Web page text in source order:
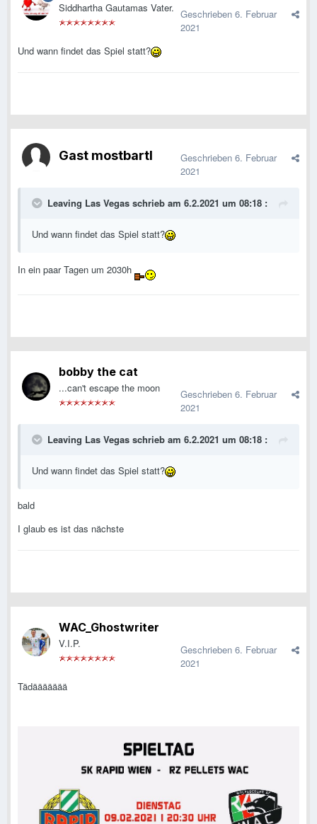
Siddhartha Gautamas Vater. Geschrieben 6. Februar
2021
Und wann findet das Spiel statt?
Gast mostbartl Geschrieben 6. Februar
2021
Leaving Las Vegas schrieb am 6.2.2021 um 08:18 :
Und wann findet das Spiel statt?
In ein paar Tagen um 2030h
bobby the cat
...can't escape the moon Geschrieben 6. Februar
2021
Leaving Las Vegas schrieb am 6.2.2021 um 08:18 :
Und wann findet das Spiel statt?
bald
I glaub es ist das nächste
WAC_Ghostwriter
V.I.P. Geschrieben 6. Februar
2021
Tädäääääää